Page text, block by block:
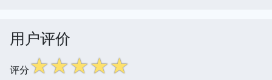
用户评价
评分☆☆☆☆☆